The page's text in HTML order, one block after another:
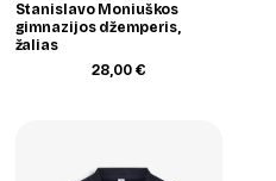
Stanislavo Moniuškos
gimnazijos džemperis,
žalias
28,00 €